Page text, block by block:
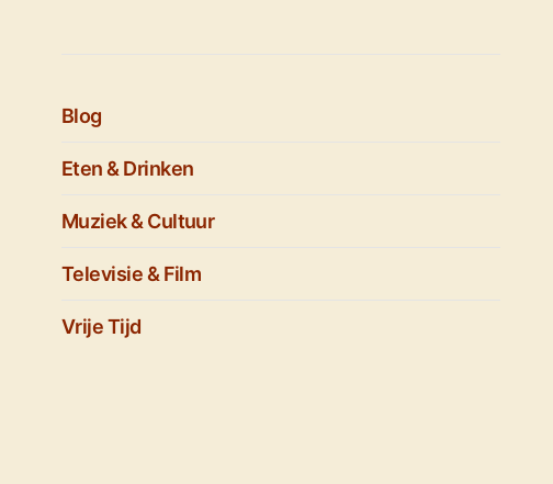
Blog
Eten & Drinken
Muziek & Cultuur
Televisie & Film
Vrije Tijd